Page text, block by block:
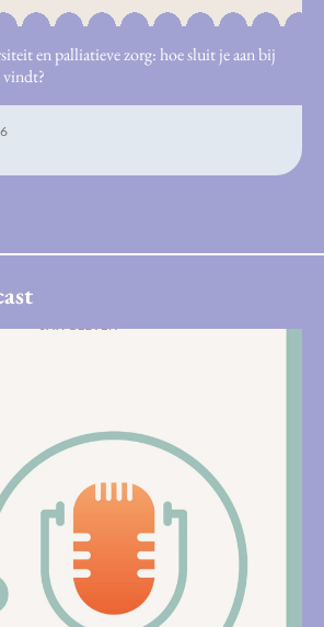
en palliatieve zorg: hoe sluit je aan bij